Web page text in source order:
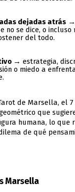
dejadas atrás
no se dice, o incluso
del todo.
→ estrategia,
o miedo a
de Marsella, el
que
humana, lo que
de qué
Marsella